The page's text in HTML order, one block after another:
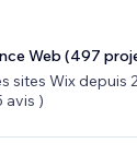
Web (497
sites Wix depuis
avis )